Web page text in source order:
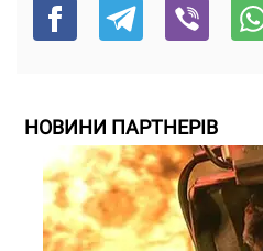
НОВИНИ ПАРТНЕРІВ